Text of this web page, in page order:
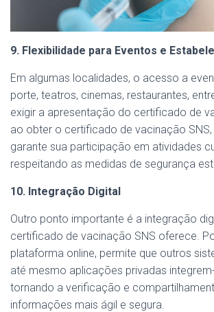
9. Flexibilidade para Eventos e
Em algumas localidades, o acesso a
porte, teatros, cinemas, restaurantes,
exigir a apresentação do certificado de
ao obter o certificado de vacinação
garante sua participação em atividades
respeitando as medidas de segurança
10. Integração Digital
Outro ponto importante é a integração
certificado de vacinação SNS oferece.
plataforma online, permite que outros
até mesmo aplicações privadas
tornando a verificação e
informações mais ágil e segura.